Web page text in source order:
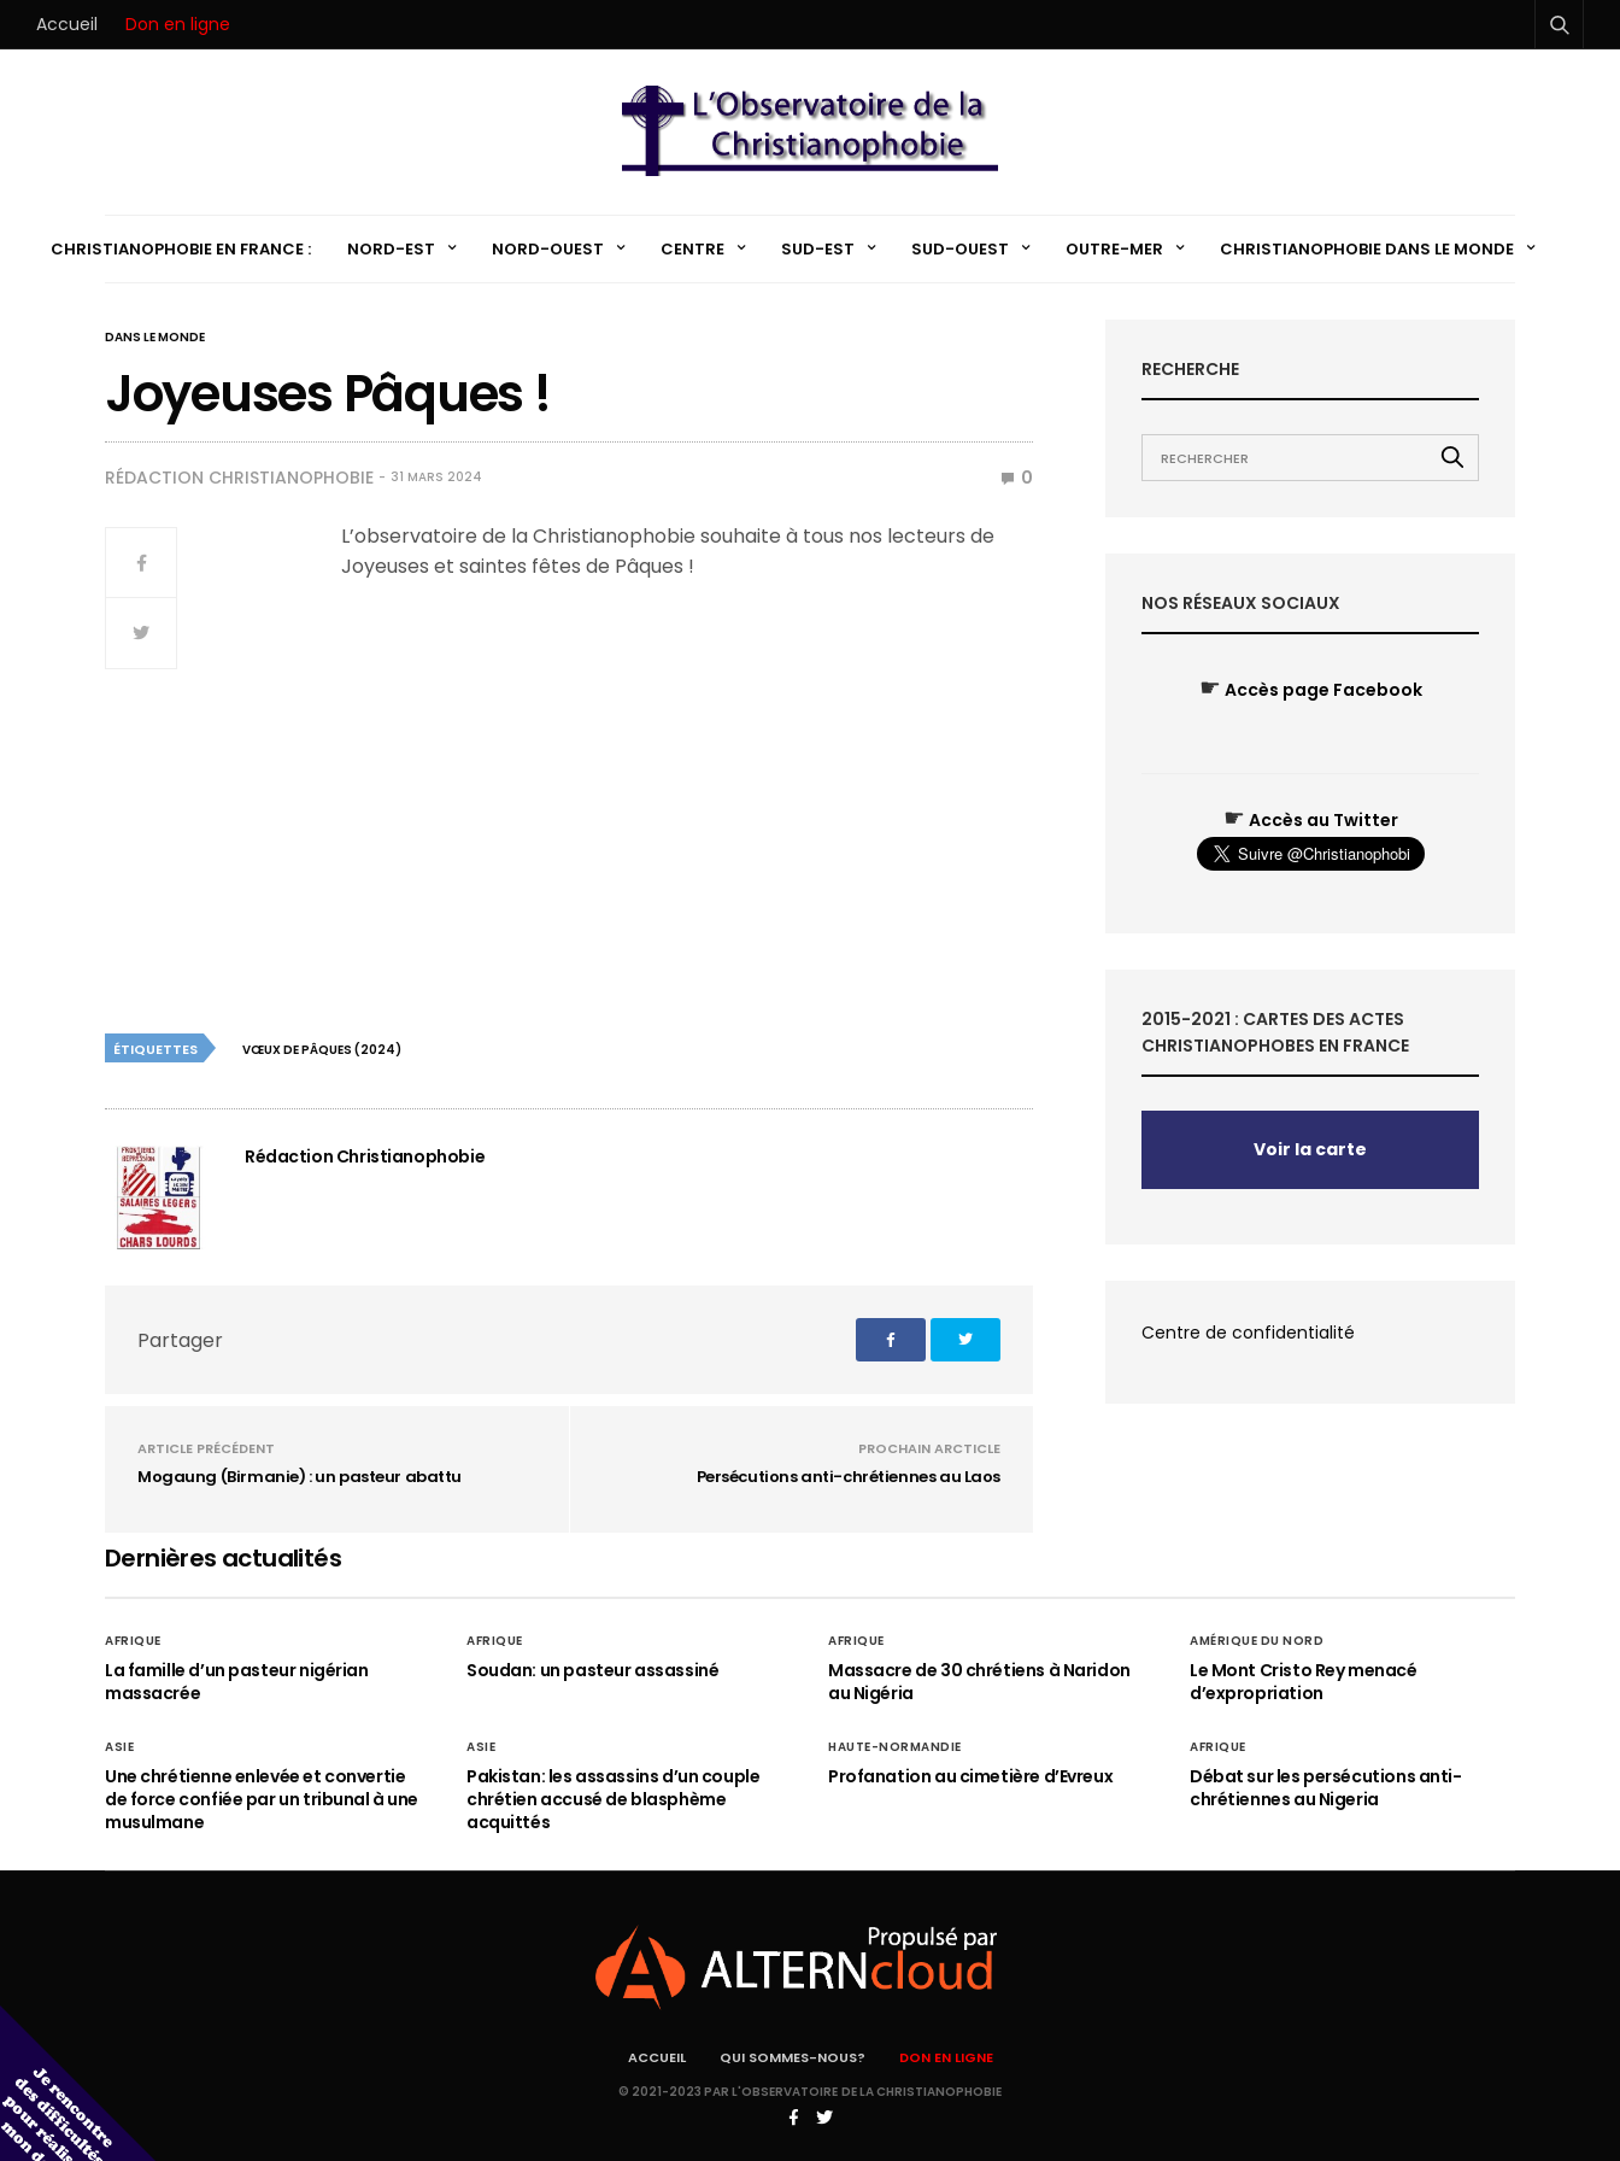
Accueil Don en ligne
CHRISTIANOPHOBIE EN FRANCE : NORD-EST NORD-OUEST CENTRE SUD-EST SUD-OUEST OUTRE-MER CHRISTIANOPHOBIE DANS LE MONDE
DANS LE MONDE
Joyeuses Pâques !
RÉDACTION CHRISTIANOPHOBIE 31 MARS 2024 0
L’observatoire de la Christianophobie souhaite à tous nos lecteurs de
Joyeuses et saintes fêtes de Pâques !
ÉTIQUETTES VŒUX DE PÂQUES (2024)
Rédaction Christianophobie
Partager
ARTICLE PRÉCÉDENT
Mogaung (Birmanie) : un pasteur abattu
PROCHAIN ARCTICLE
Persécutions anti-chrétiennes au Laos
RECHERCHE
NOS RÉSEAUX SOCIAUX
☛ Accès page Facebook
☛ Accès au Twitter
2015-2021 : CARTES DES ACTES
CHRISTIANOPHOBES EN FRANCE
Voir la carte
Centre de confidentialité
Dernières actualités
AFRIQUE
La famille d’un pasteur nigérian
massacrée
AFRIQUE
Soudan: un pasteur assassiné
AFRIQUE
Massacre de 30 chrétiens à Naridon
au Nigéria
AMÉRIQUE DU NORD
Le Mont Cristo Rey menacé
d’expropriation
ASIE
Une chrétienne enlevée et convertie
de force confiée par un tribunal à une
musulmane
ASIE
Pakistan: les assassins d’un couple
chrétien accusé de blasphème
acquittés
HAUTE-NORMANDIE
Profanation au cimetière d’Evreux
AFRIQUE
Débat sur les persécutions anti-
chrétiennes au Nigeria
ACCUEIL QUI SOMMES-NOUS? DON EN LIGNE
© 2021-2023 PAR L'OBSERVATOIRE DE LA CHRISTIANOPHOBIE